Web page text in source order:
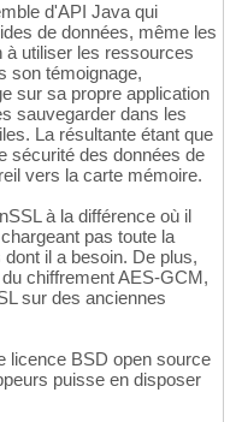
d'API Java qui
de données, même les
à utiliser les ressources
son témoignage,
sur sa propre application
sauvegarder dans les
La résultante étant que
sécurité des données de
vers la carte mémoire.
à la différence où il
pas toute la
il a besoin. De plus,
chiffrement AES-GCM,
sur des anciennes
licence BSD open source
puisse en disposer